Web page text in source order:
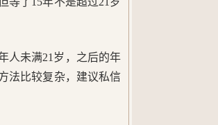
人未满21岁，之后的年
法比较复杂，建议私信